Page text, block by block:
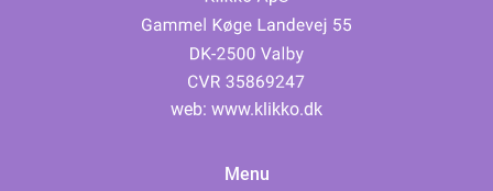
web: www.klikko.dk
Menu